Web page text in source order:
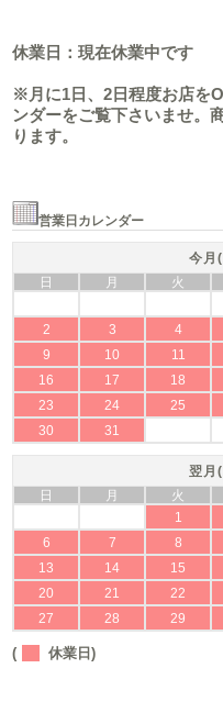
休業日：現在休業中です
※月に1日、2日程度お店を
ンダーをご覧下さいませ。
ります。
営業日カレンダー
今月
日
月 火
2
3 4
9
10 11
16
17 18
23
24 25
30
31
翌月
日
月 火
1
6
7 8
13
14 15
20
21 22
27
28 29
( 休業日)